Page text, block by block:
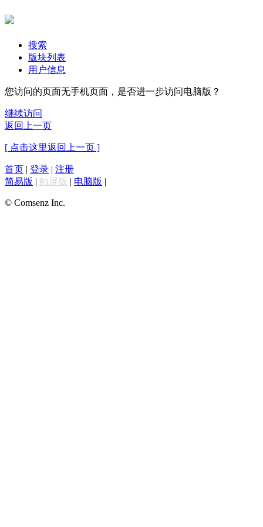
搜索
版块列表
用户信息
您访问的页面无手机页面，是否进一步访问电脑版？
继续访问
返回上一页
[ 点击这里返回上一页 ]
首页 | 登录 | 注册
简易版 | 触屏版 | 电脑版 |
© Comsenz Inc.